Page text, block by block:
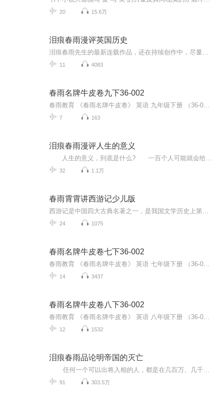
20 15.6万
泪痕春雨漫评英国历史
11 4083
春雨名牌牛皮卷九下36-002
7 163
泪痕春雨漫评人生的意义
32 1.1万
春雨霄霄讲西游记少儿版
24 1075
春雨名牌牛皮卷七下36-002
14 3437
春雨名牌牛皮卷八下36-002
12 1532
泪痕春雨品论明帝国的灭亡
91 303.5万